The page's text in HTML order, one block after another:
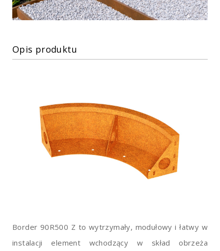
Opis produktu
Border 90R500 Z to wytrzymały, modułowy i łatwy w
instalacji element wchodzący w skład obrzeża